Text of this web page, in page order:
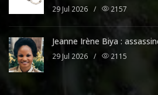
29 Jul 2026 / 2157
Jeanne Irène Biya :
29 Jul 2026 / 2115